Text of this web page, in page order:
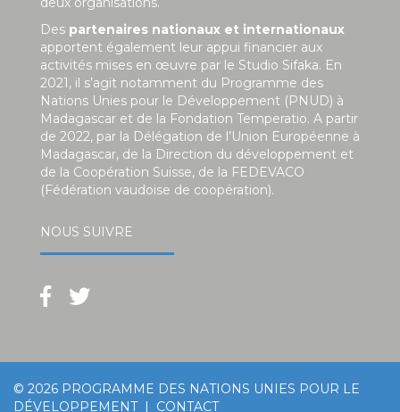
Des partenaires nationaux et internationaux
apportent également leur appui financier aux
activités mises en œuvre par le Studio Sifaka. En
2021, il s’agit notamment du Programme des
Nations Unies pour le Développement (PNUD) à
Madagascar et de la Fondation Temperatio. A partir
de 2022, par la Délégation de l’Union Européenne à
Madagascar, de la Direction du développement et
de la Coopération Suisse, de la FEDEVACO
(Fédération vaudoise de coopération).
NOUS SUIVRE
© 2026 PROGRAMME DES NATIONS UNIES POUR LE
DÉVELOPPEMENT| CONTACT